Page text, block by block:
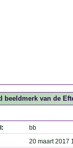
beeldmerk van de
bb
20 maart 2017